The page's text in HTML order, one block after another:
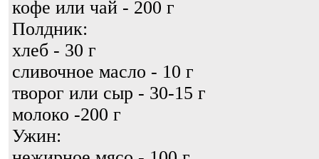
кофе или чай - 200 г
Полдник:
хлеб - 30 г
сливочное масло - 10 г
творог или сыр - 30-15 г
молоко -200 г
Ужин: